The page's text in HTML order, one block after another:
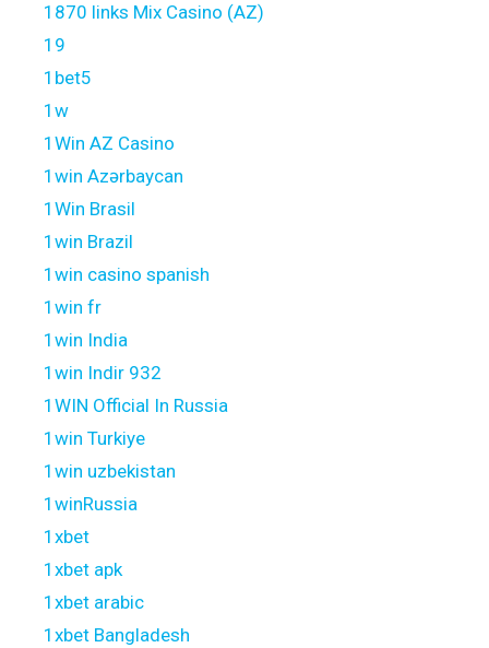
1870 links Mix Casino (AZ)
19
1bet5
1w
1Win AZ Casino
1win Azərbaycan
1Win Brasil
1win Brazil
1win casino spanish
1win fr
1win India
1win Indir 932
1WIN Official In Russia
1win Turkiye
1win uzbekistan
1winRussia
1xbet
1xbet apk
1xbet arabic
1xbet Bangladesh